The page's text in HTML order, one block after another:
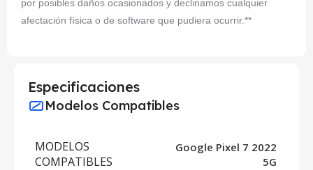
por posibles daños ocasionados y declinamos cualquier
afectación física o de software que pudiera ocurrir.**
Especificaciones
Modelos Compatibles
MODELOS
COMPATIBLES
Google Pixel 7 2022
5G